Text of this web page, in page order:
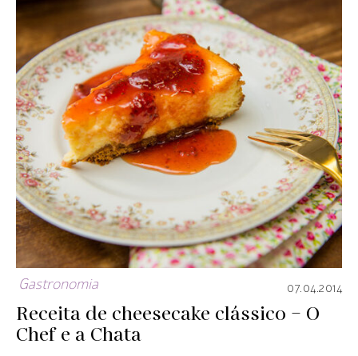
Gastronomia 07.04.2014
Receita de cheesecake clássico – O
Chef e a Chata